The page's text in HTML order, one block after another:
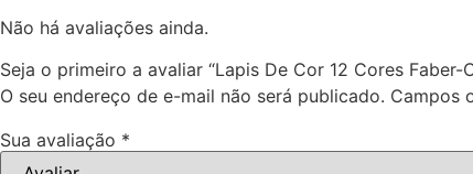
Não há avaliações ainda.
Seja o primeiro a avaliar “Lapis De Cor 12 Cores Faber-
O seu endereço de e-mail não será publicado. Campos
Sua avaliação *